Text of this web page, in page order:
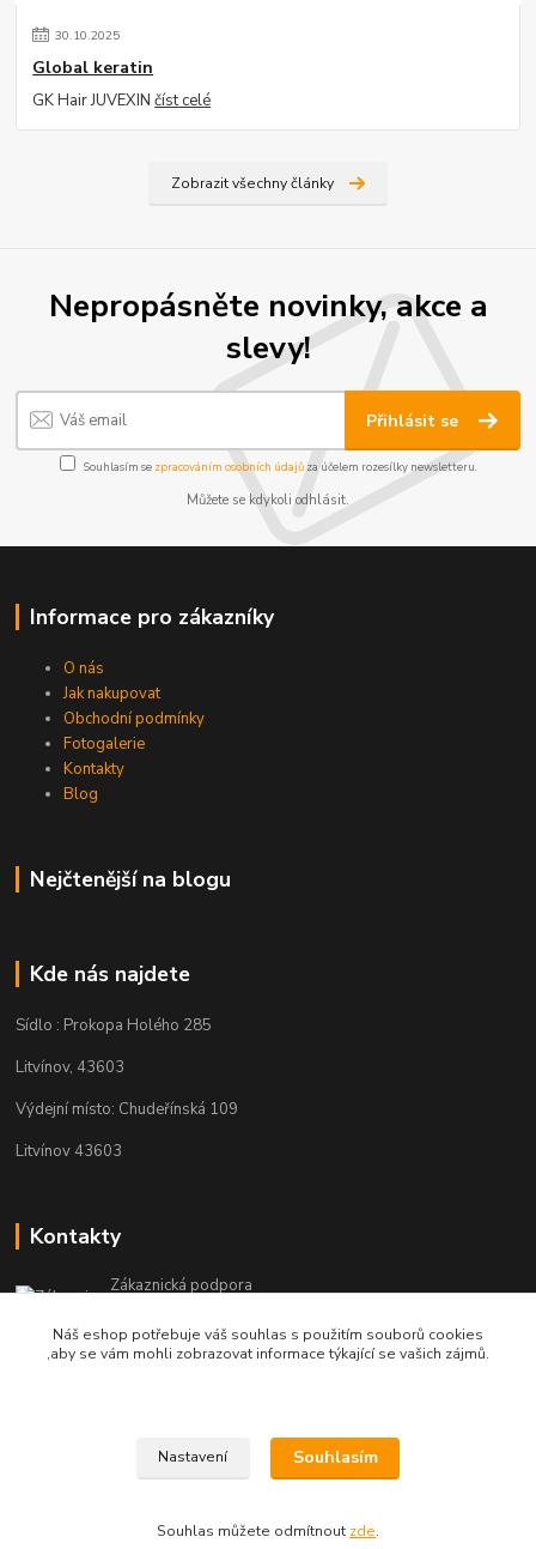
30.10.2025
Global keratin
GK Hair JUVEXINčíst celé
Zobrazit všechny články
Nepropásněte novinky, akce a
slevy!
Přihlásit se
Souhlasím se zpracováním osobních údajůza účelem rozesílky newsletteru.
Můžete se kdykoli odhlásit.
Informace pro zákazníky
O nás
Jak nakupovat
Obchodní podmínky
Fotogalerie
Kontakty
Blog
Nejčtenější na blogu
Kde nás najdete
Sídlo : Prokopa Holého 285
Litvínov, 43603
Výdejní místo: Chudeřínská 109
Litvínov 43603
Kontakty
Zákaznická podpora
(Po-Pá, 8-16 hod.)
Náš eshop potřebuje váš souhlas s použitím souborů cookies
,aby se vám mohli zobrazovat informace týkající se vašich zájmů.
Nastavení Souhlasím
Souhlas můžete odmítnout zde.